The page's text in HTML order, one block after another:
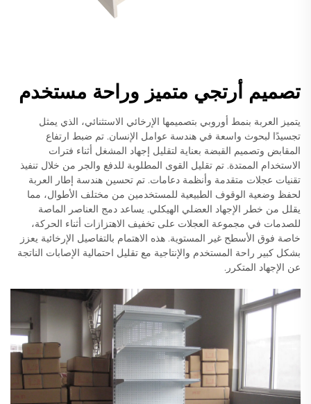
تصميم أرتجي متميز وراحة مستخدم
يتميز العربة بنمط أوروبي بتصميمها الإرخائي الاستثنائي، الذي يمثل
تجسيدًا لبحوث واسعة في هندسة عوامل الإنسان. تم ضبط ارتفاع
المقابض وتصميم القبضة بعناية لتقليل إجهاد المشغل أثناء فترات
الاستخدام الممتدة. تم تقليل القوى المطلوبة للدفع والجر من خلال تنفيذ
تقنيات عجلات متقدمة وأنظمة دعامات. تم تحسين هندسة إطار العربة
لحفظ وضعية الوقوف الطبيعية للمستخدمين من مختلف الأطوال، مما
يقلل من خطر الإجهاد العضلي الهيكلي. يساعد دمج العناصر الماصة
للصدمات في مجموعة العجلات على تخفيف الاهتزازات أثناء الحركة،
خاصة فوق الأسطح غير المستوية. هذه الاهتمام بالتفاصيل الإرخائية يعزز
بشكل كبير راحة المستخدم والإنتاجية مع تقليل احتمالية الإصابات الناتجة
عن الإجهاد المتكرر.